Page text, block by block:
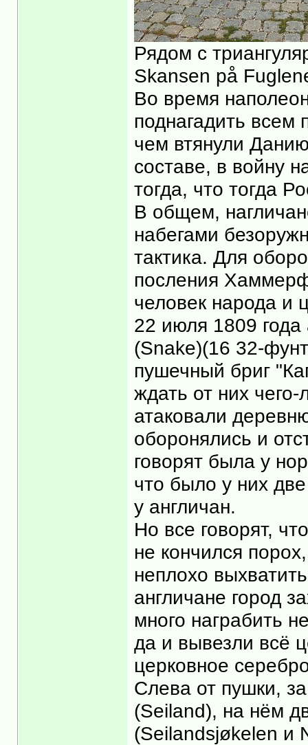
Рядом с
Skansen på
Во время
поднагадить всем
чем втянули
составе, в войну
тогда, что тогда
В общем,
набегами
тактика. Для
посления
человек народа и
22 июля 1809
(Snake)(16 32-
пушечный бриг
ждать от них
атаковали
оборонялись и
говорят была у
что было у них
у англичан.
Но все говорят,
не кончился
неплохо
англичане город
много награбить
да и вывезли всё
церковное
Слева от пушки,
(Seiland), на нём
(Seilandsjøkelen и